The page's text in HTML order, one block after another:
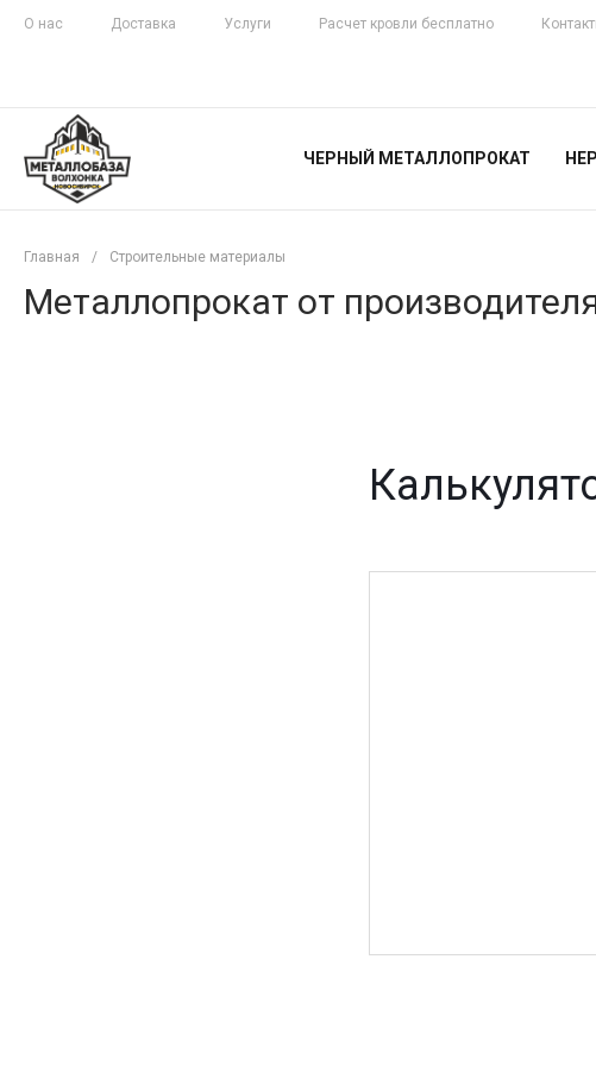
О нас Доставка Услуги Расчет кровли бесплатно
ЧЕРНЫЙ МЕТАЛЛОПРОКАТ
Главная / Строительные материалы
Металлопрокат от